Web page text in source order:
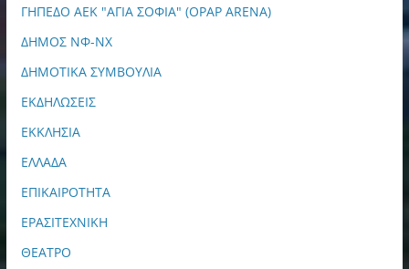
ΓΗΠΕΔΟ ΑΕΚ "ΑΓΙΑ ΣΟΦΙΑ" (OPAP ARENA)
ΔΗΜΟΣ ΝΦ-ΝΧ
ΔΗΜΟΤΙΚΑ ΣΥΜΒΟΥΛΙΑ
ΕΚΔΗΛΩΣΕΙΣ
ΕΚΚΛΗΣΙΑ
ΕΛΛΑΔΑ
ΕΠΙΚΑΙΡΟΤΗΤΑ
ΕΡΑΣΙΤΕΧΝΙΚΗ
ΘΕΑΤΡΟ